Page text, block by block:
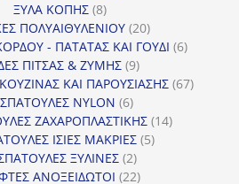
ΞΥΛΑ ΚΟΠΗΣ 88
προϊόντα
ΠΟΛΥΑΙΘΥΛΕΝΙΟΥ 2020
προϊόντα
- ΠΑΤΑΤΑΣ ΚΑΙ ΓΟΥΔΙ 66
ΠΙΤΣΑΣ & ΖΥΜΗΣ 99
προϊόντα
ΚΑΙ ΠΑΡΟΥΣΙΑΣΗΣ 6767
ΣΠΑΤΟΥΛΕΣ NYLON 66
προϊόντα
ΖΑΧΑΡΟΠΛΑΣΤΙΚΗΣ 1414
ΙΣΙΕΣ ΜΑΚΡΙΕΣ 55
ΞΥΛΙΝΕΣ 22
προϊόντα
ΑΝΟΞΕΙΔΩΤΟΙ 2222